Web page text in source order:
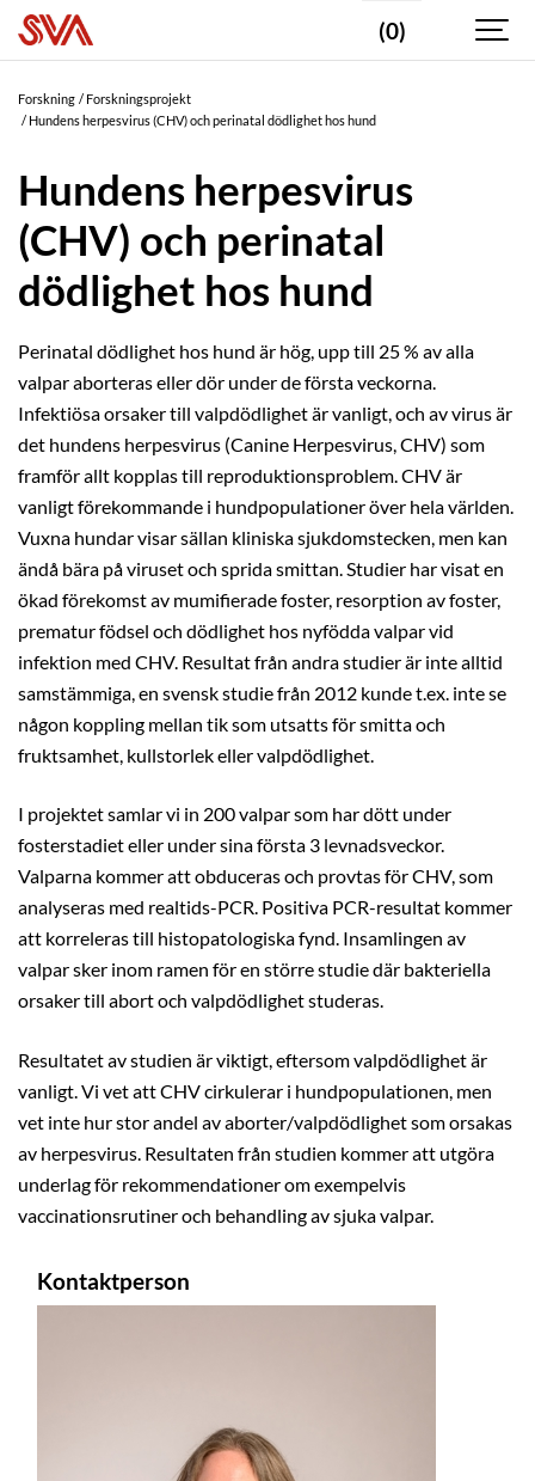
(0)
Forskning
Forskningsprojekt
Hundens herpesvirus (CHV) och perinatal dödlighet hos hund
Hundens herpesvirus
(CHV) och perinatal
dödlighet hos hund
Perinatal dödlighet hos hund är hög, upp till 25 % av alla
valpar aborteras eller dör under de första veckorna.
Infektiösa orsaker till valpdödlighet är vanligt, och av virus är
det hundens herpesvirus (Canine Herpesvirus, CHV) som
framför allt kopplas till reproduktionsproblem. CHV är
vanligt förekommande i hundpopulationer över hela världen.
Vuxna hundar visar sällan kliniska sjukdomstecken, men kan
ändå bära på viruset och sprida smittan. Studier har visat en
ökad förekomst av mumifierade foster, resorption av foster,
prematur födsel och dödlighet hos nyfödda valpar vid
infektion med CHV. Resultat från andra studier är inte alltid
samstämmiga, en svensk studie från 2012 kunde t.ex. inte se
någon koppling mellan tik som utsatts för smitta och
fruktsamhet, kullstorlek eller valpdödlighet.
I projektet samlar vi in 200 valpar som har dött under
fosterstadiet eller under sina första 3 levnadsveckor.
Valparna kommer att obduceras och provtas för CHV, som
analyseras med realtids-PCR. Positiva PCR-resultat kommer
att korreleras till histopatologiska fynd. Insamlingen av
valpar sker inom ramen för en större studie där bakteriella
orsaker till abort och valpdödlighet studeras.
Resultatet av studien är viktigt, eftersom valpdödlighet är
vanligt. Vi vet att CHV cirkulerar i hundpopulationen, men
vet inte hur stor andel av aborter/valpdödlighet som orsakas
av herpesvirus. Resultaten från studien kommer att utgöra
underlag för rekommendationer om exempelvis
vaccinationsrutiner och behandling av sjuka valpar.
Kontaktperson